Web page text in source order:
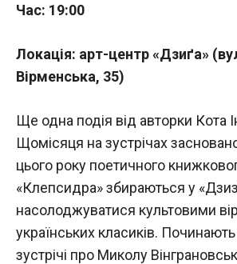
Час: 19:00
Локація: арт-центр «Дзиґа»
Вірменська, 35)
Ще одна подія від авторки Кота
Щомісяця на зустрічах
цього року поетичного
«Клепсидра» збираються у
насолоджуватися культовими
українських класиків. Починають
зустрічі про Миколу